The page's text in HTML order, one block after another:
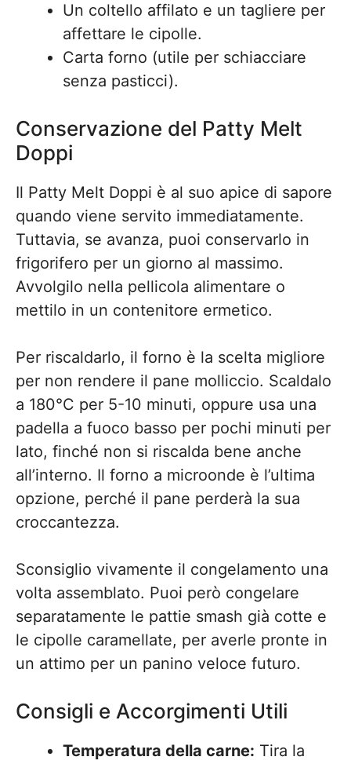
Un coltello affilato e un tagliere per
affettare le cipolle.
Carta forno (utile per schiacciare
senza pasticci).
Conservazione del Patty Melt
Doppi
Il Patty Melt Doppi è al suo apice di sapore
quando viene servito immediatamente.
Tuttavia, se avanza, puoi conservarlo in
frigorifero per un giorno al massimo.
Avvolgilo nella pellicola alimentare o
mettilo in un contenitore ermetico.
Per riscaldarlo, il forno è la scelta migliore
per non rendere il pane molliccio. Scaldalo
a 180°C per 5-10 minuti, oppure usa una
padella a fuoco basso per pochi minuti per
lato, finché non si riscalda bene anche
all’interno. Il forno a microonde è l’ultima
opzione, perché il pane perderà la sua
croccantezza.
Sconsiglio vivamente il congelamento una
volta assemblato. Puoi però congelare
separatamente le pattie smash già cotte e
le cipolle caramellate, per averle pronte in
un attimo per un panino veloce futuro.
Consigli e Accorgimenti Utili
Temperatura della carne: Tira la